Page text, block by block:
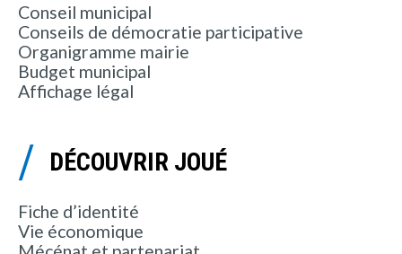
Conseil municipal
Conseils de démocratie participative
Organigramme mairie
Budget municipal
Affichage légal
DÉCOUVRIR JOUÉ
Fiche d’identité
Vie économique